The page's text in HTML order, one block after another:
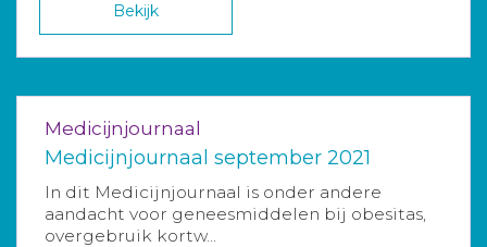
Bekijk
Medicijnjournaal
Medicijnjournaal september 2021
In dit Medicijnjournaal is onder andere
aandacht voor geneesmiddelen bij obesitas,
overgebruik kortw...